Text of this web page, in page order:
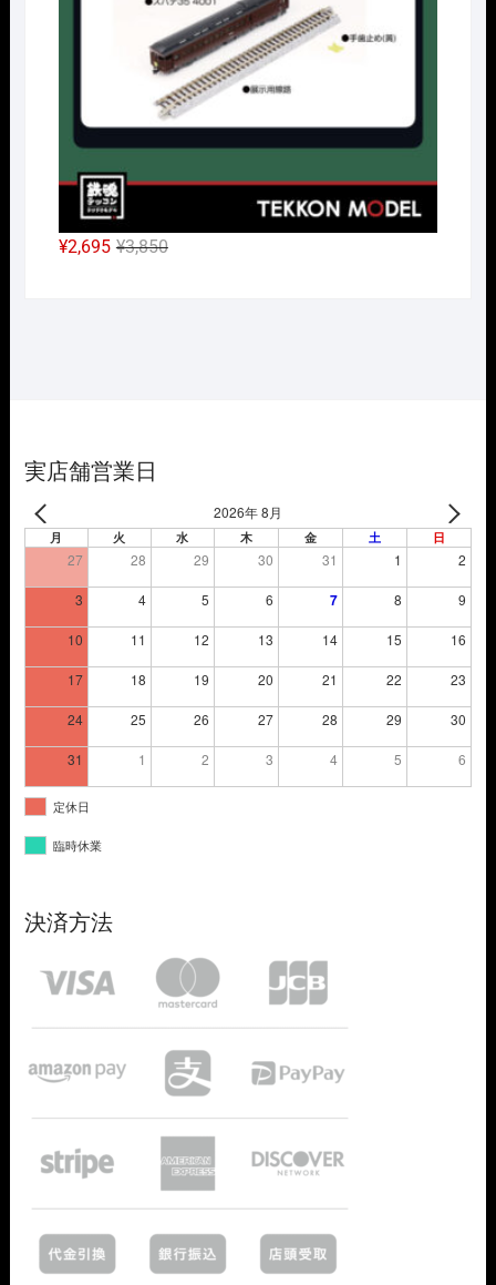
し
た。
で
す。
¥3,850元
¥2,695
現
実店舗営業日
2026年 8月
月 火 水 木 金 土 日
27 28 29 30 31 1 2
3 4 5 6 7 8 9
10 11 12 13 14 15 16
17 18 19 20 21 22 23
24 25 26 27 28 29 30
31 1 2 3 4 5 6
定休日
臨時休業
決済方法